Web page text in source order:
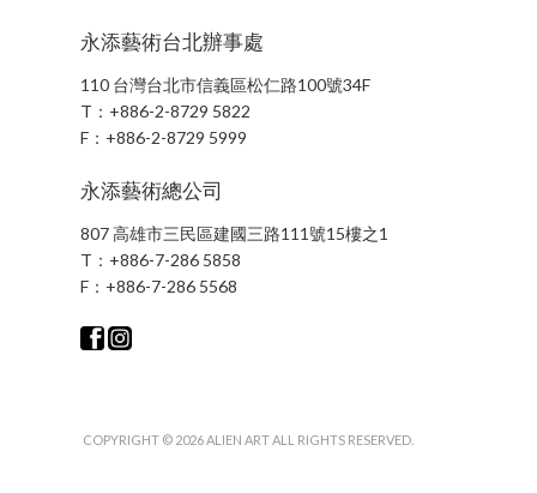
永添藝術台北辦事處
110 台灣台北市信義區松仁路100號34F
T： +886-2-8729 5822
F： +886-2-8729 5999
永添藝術總公司
807 高雄市三民區建國三路111號15樓之1
T： +886-7-286 5858
F： +886-7-286 5568
COPYRIGHT © 2026 ALIEN ART ALL RIGHTS RESERVED.